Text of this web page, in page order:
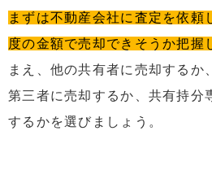
まずは不動産会社に査定を依頼
度の金額で売却できそうか把握
まえ、他の共有者に売却するか
第三者に売却するか、共有持分
するかを選びましょう。